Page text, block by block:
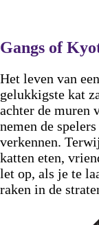
Gangs of
Het leven van
gelukkigste kat
achter de muren
nemen de
verkennen.
katten eten,
let op, als je te
raken in de